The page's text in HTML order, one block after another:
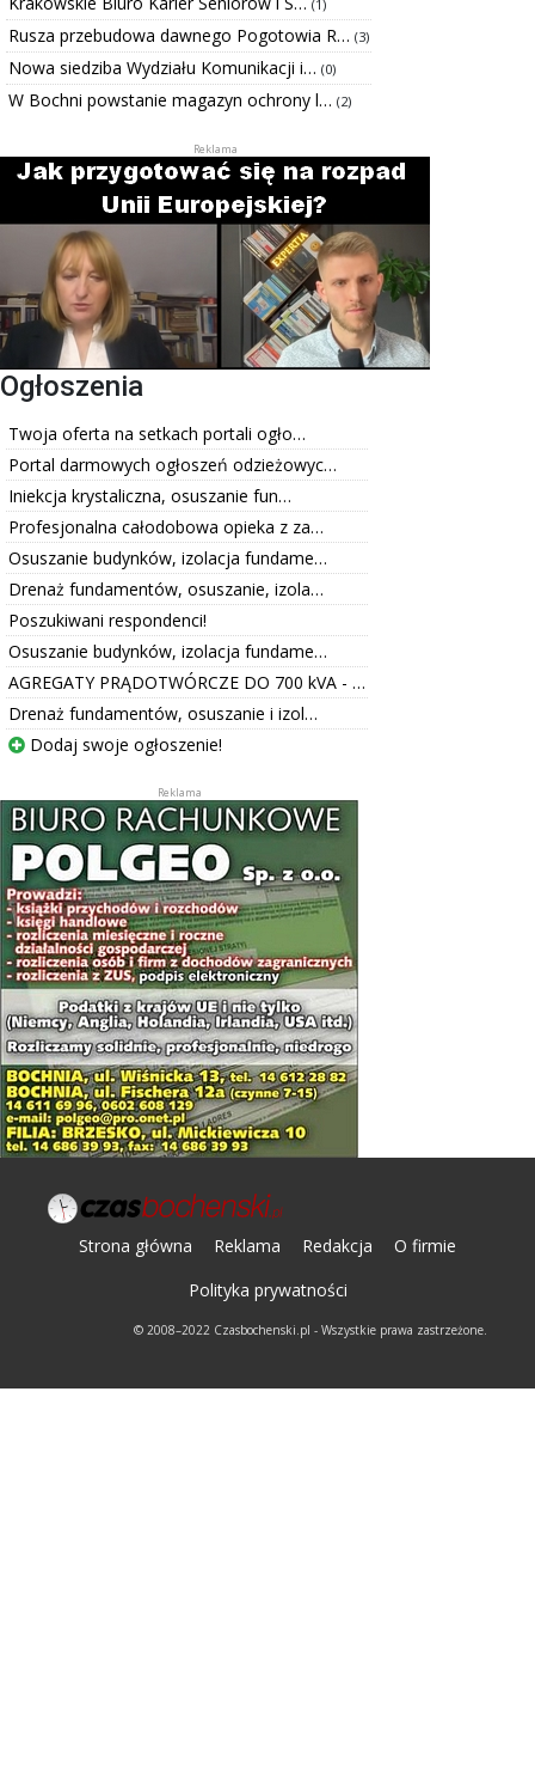
(1)
Rusza przebudowa dawnego Pogotowia R… (3)
Nowa siedziba Wydziału Komunikacji i… (0)
W Bochni powstanie magazyn ochrony l… (2)
Ogłoszenia
Twoja oferta na setkach portali ogło…
Portal darmowych ogłoszeń odzieżowyc…
Iniekcja krystaliczna, osuszanie fun…
Profesjonalna całodobowa opieka z za…
Osuszanie budynków, izolacja fundame…
Drenaż fundamentów, osuszanie, izola…
Poszukiwani respondenci!
Osuszanie budynków, izolacja fundame…
AGREGATY PRĄDOTWÓRCZE DO 700 kVA - …
Drenaż fundamentów, osuszanie i izol…
Dodaj swoje ogłoszenie!
Strona główna Reklama Redakcja
O firmie
Polityka prywatności
© 2008–2022 Czasbochenski.pl - Wszystkie prawa zastrzeżone.